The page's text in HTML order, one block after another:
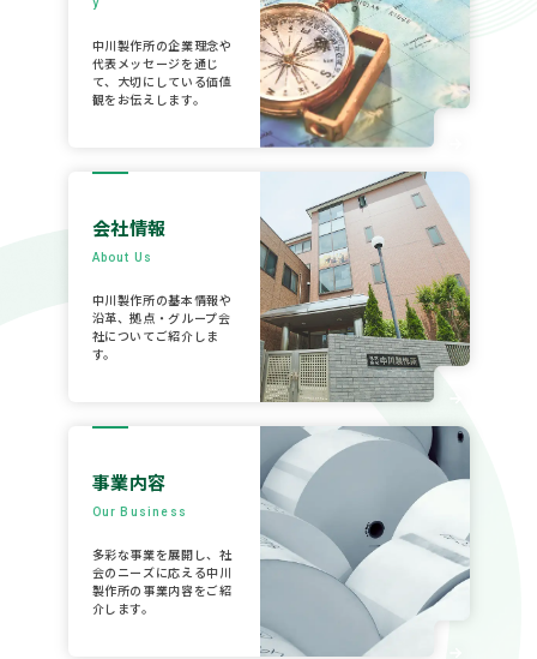
中川製作所の企業理念や
代表メッセージを通じ
て、大切にしている価値
観をお伝えします。
会社情報
About Us
中川製作所の基本情報や
沿革、拠点・グループ会
社についてご紹介しま
す。
事業内容
Our Business
多彩な事業を展開し、社
会のニーズに応える中川
製作所の事業内容をご紹
介します。